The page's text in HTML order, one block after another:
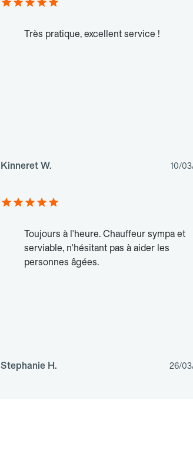
Très pratique, excellent service !
Kinneret W. 10/
Toujours à l'heure. Chauffeur sympa et
serviable, n'hésitant pas à aider les
personnes âgées.
Stephanie H. 26/